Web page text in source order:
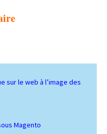
sur le web à l’image des
Magento